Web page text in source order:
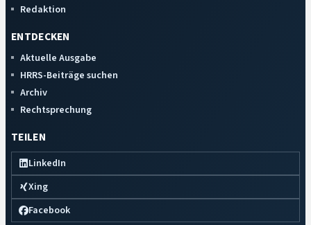
Redaktion
ENTDECKEN
Aktuelle Ausgabe
HRRS-Beiträge suchen
Archiv
Rechtsprechung
TEILEN
LinkedIn
Xing
Facebook